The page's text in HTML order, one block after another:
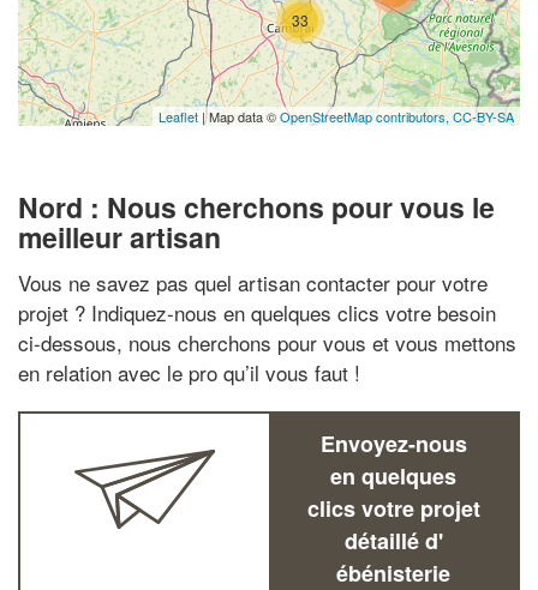
33
Leaflet | Map data ©OpenStreetMap contributors, CC-BY-SA
Nord : Nous cherchons pour vous le
meilleur artisan
Vous ne savez pas quel artisan contacter pour votre
projet ? Indiquez-nous en quelques clics votre besoin
ci-dessous, nous cherchons pour vous et vous mettons
en relation avec le pro qu’il vous faut !
Envoyez-nous
en quelques
clics votre projet
détaillé d'
ébénisterie